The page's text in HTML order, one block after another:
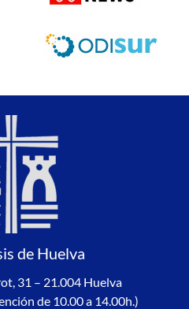
de Huelva
31 – 21.004 Huelva
de 10.00 a 14.00h.)